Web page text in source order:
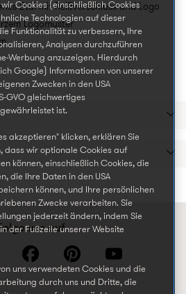
Etui mit Reißverschluss und Logo
Logomuster
uns auf
Cookies (einschließlich Cookies
Technologien auf dieser
Funktionalität zu verbessern, Ihre
Analysen durchzuführen
Werbung anzuzeigen. Hierdurch
Google) Informationen von unserer
Zwecken in den USA
GVO gleichwertiges
ist.
akzeptieren" klicken, erklären Sie
dass wir optionale Cookies auf
können, einschließlich Cookies, die
die Ihre Daten in den USA
können, und Ihre persönlichen
Zwecke verarbeiten. Sie
jederzeit ändern, indem Sie
der Fußzeile unserer Website
uns verwendeten Cookies und die
durch uns und Dritte, die